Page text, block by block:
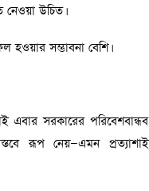
উচিত।
হওয়ার সম্ভাবনা বেশি।
সরকারের পরিবেশবান্ধব
রূপ নেয়—এমন প্রত্যাশাই